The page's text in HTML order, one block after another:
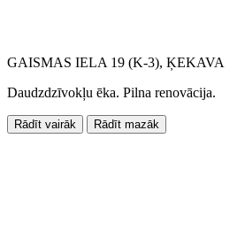
GAISMAS IELA 19 (K-3), ĶEKAVA
Daudzdzīvokļu ēka. Pilna renovācija.
Rādīt vairāk Rādīt mazāk